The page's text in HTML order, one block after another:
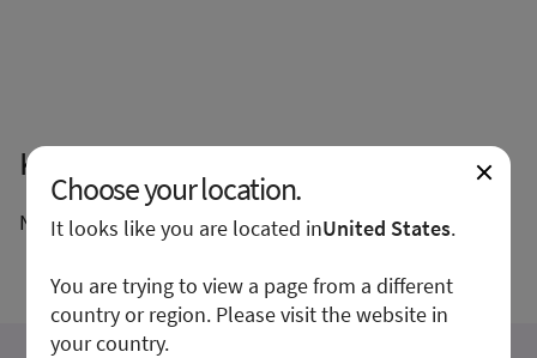
Közelgő események
Nincsenek közelgő események és workshopok.
Choose your location.
It looks like you are located inUnited States.
You are trying to view a page from a different
country or region. Please visit the website in
your country.